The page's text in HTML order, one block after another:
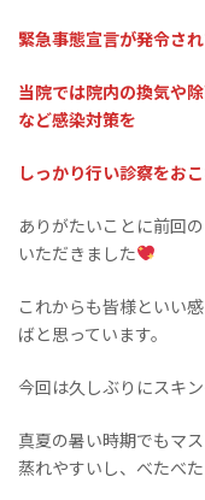
緊急事態宣言が発令さ
当院では院内の換気や
など感染対策を
しっかり行い診察をお
ありがたいことに前回
いただきました
これからも皆様といい
ばと思っています。
今回は久しぶりにスキン
真夏の暑い時期でもマ
蒸れやすいし、べたべ